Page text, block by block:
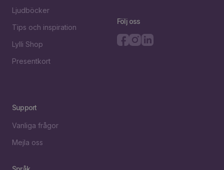
Ljudböcker
Tips och inspiration
Lylli Shop
Presentkort
Följ oss
Support
Vanliga frågor
Mejla oss